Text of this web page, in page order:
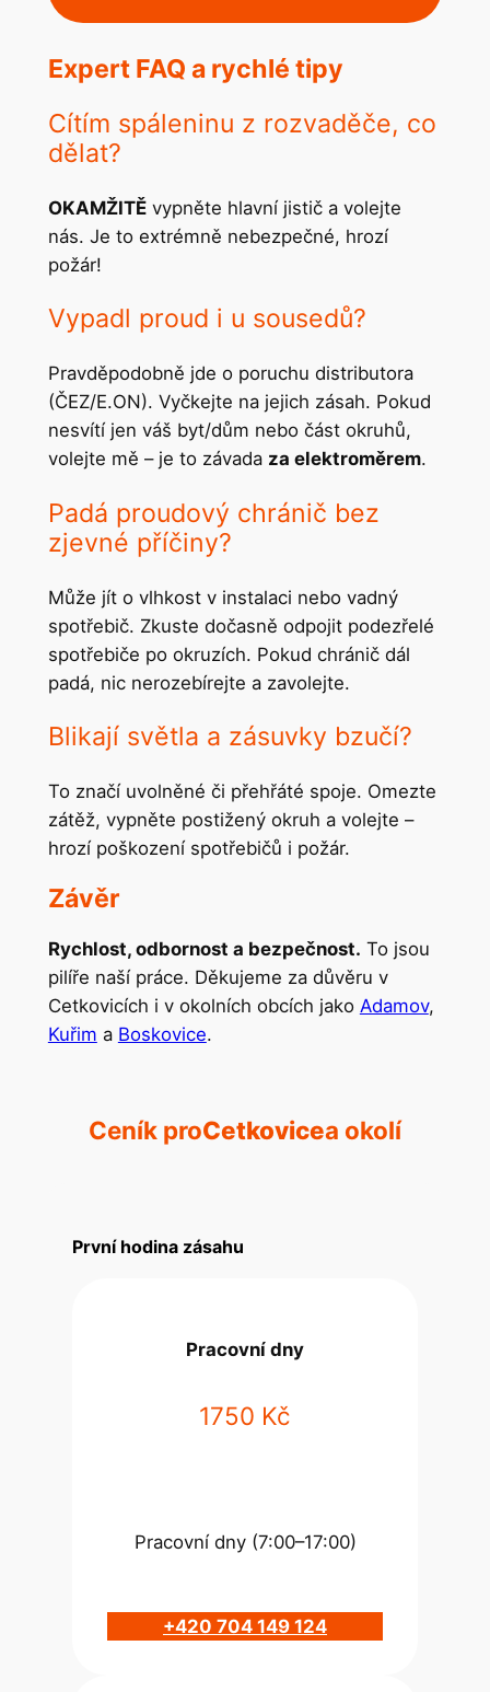
Expert FAQ a rychlé tipy
Cítím spáleninu z rozvaděče, co
dělat?
OKAMŽITĚvypněte hlavní jistič a volejte
nás. Je to extrémně nebezpečné, hrozí
požár!
Vypadl proud i u sousedů?
Pravděpodobně jde o poruchu distributora
(ČEZ/E.ON). Vyčkejte na jejich zásah. Pokud
nesvítí jen váš byt/dům nebo část okruhů,
volejte mě – je to závada za elektroměrem.
Padá proudový chránič bez
zjevné příčiny?
Může jít o vlhkost v instalaci nebo vadný
spotřebič. Zkuste dočasně odpojit podezřelé
spotřebiče po okruzích. Pokud chránič dál
padá, nic nerozebírejte a zavolejte.
Blikají světla a zásuvky bzučí?
To značí uvolněné či přehřáté spoje. Omezte
zátěž, vypněte postižený okruh a volejte –
hrozí poškození spotřebičů i požár.
Závěr
Rychlost, odbornost a bezpečnost. To jsou
pilíře naší práce. Děkujeme za důvěru v
Cetkovicích i v okolních obcích jako Adamov,
Kuřim a Boskovice.
Ceník proCetkovicea okolí
První hodina zásahu
Pracovní dny
1750 Kč
Pracovní dny (7:00–17:00)
+420 704 149 124